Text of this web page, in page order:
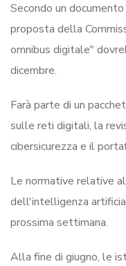
Secondo un
proposta della
omnibus digitale"
dicembre.
Farà parte di un
sulle reti digitali, la
cibersicurezza e il
Le normative relative
dell'intelligenza
prossima settimana.
Alla fine di giugno, le